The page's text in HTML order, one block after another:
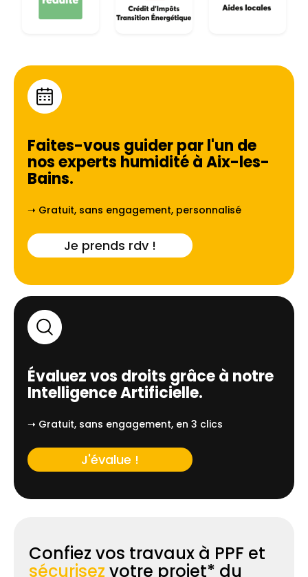
Faites-vous guider par l'un de
nos experts humidité àAix-les-
Bains.
➝ Gratuit, sans engagement, personnalisé
Je prends rdv !
Évaluez vos droits grâce à notre
Intelligence Artificielle.
➝ Gratuit, sans engagement, en 3 clics
J'évalue !
Confiez vos travaux à PPF et
sécurisez votre projet* du